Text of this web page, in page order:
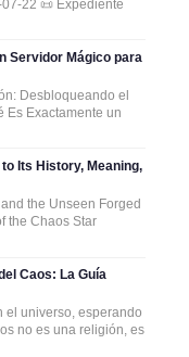
22 📜 Expediente
Servidor Mágico para
Desbloqueando el
Es Exactamente un
Its History, Meaning,
the Unseen Forged
the Chaos Star
Caos: La Guía
el universo, esperando
no es una religión, es